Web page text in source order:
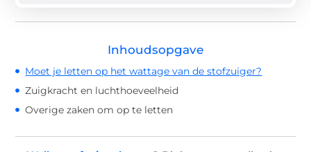
Inhoudsopgave
Moet je letten op het wattage van de stofzuiger?
Zuigkracht en luchthoeveelheid
Overige zaken om op te letten